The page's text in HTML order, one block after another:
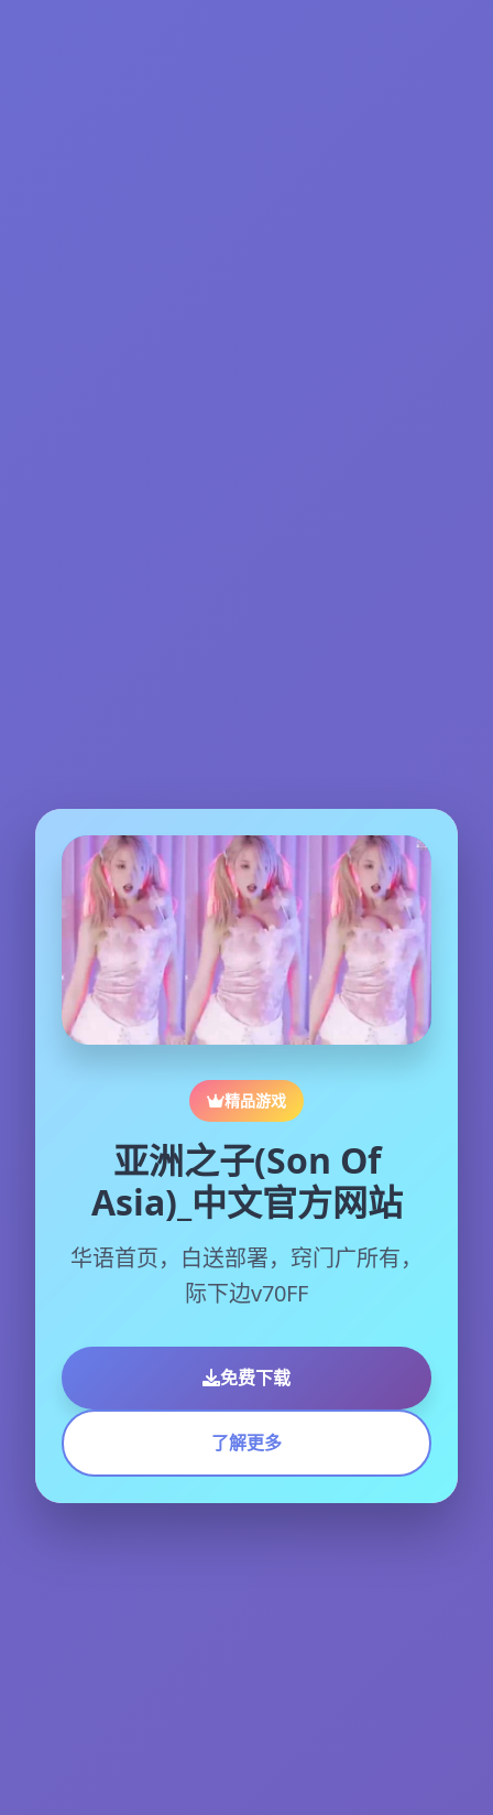
精品游戏
亚洲之子(Son Of
Asia)_中文官方网站
华语首页，白送部署，窍门广所有，
际下边v70FF
免费下载
了解更多